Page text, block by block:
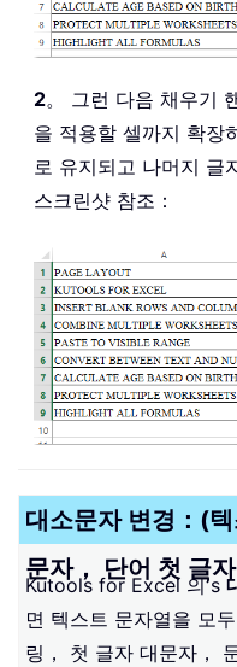
2。 그런 다음 채우기
을 적용할 셀까지 확장
로 유지되고 나머지 글
스크린샷 참조：
대소문자 변경：(
문자， 단어 첫 글
Kutools for Excel 의’s
면 텍스트 문자열을 모
링， 첫 글자 대문자，